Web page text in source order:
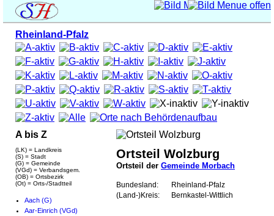
Rheinland-Pfalz
A bis Z
(LK) = Landkreis
(S) = Stadt
(G) = Gemeinde
(VGd) = Verbandsgem.
(OB) = Ortsbezirk
(Ot) = Orts-/Stadtteil
Aach (G)
Aar-Einrich (VGd)
Ortsteil Wolzburg
Ortsteil der Gemeinde Morbach
Bundesland:
Rheinland-Pfalz
(Land-)Kreis:
Bernkastel-Wittlich